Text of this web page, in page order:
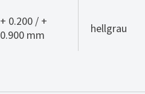
+ 0.200 / +
0.900 mm
hellgrau